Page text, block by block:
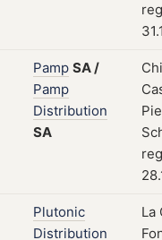
Pamp SA/
Pamp
Distribution
SA
Plutonic
Distribution
La